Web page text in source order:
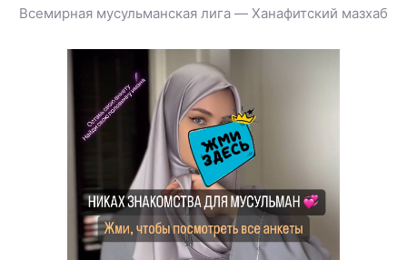
Всемирная мусульманская лига — Ханафитский мазхаб